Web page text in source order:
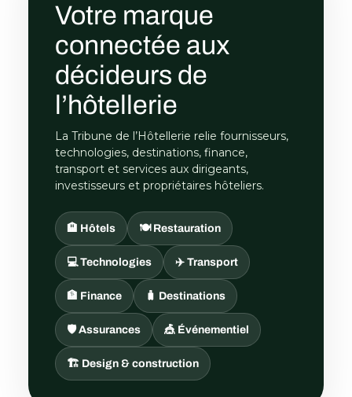
Votre marque
connectée aux
décideurs de
l’hôtellerie
La Tribune de l’Hôtellerie relie fournisseurs,
technologies, destinations, finance,
transport et services aux dirigeants,
investisseurs et propriétaires hôteliers.
🏨 Hôtels 🍽️ Restauration
💻 Technologies ✈️ Transport
🏦 Finance 🧳 Destinations
🛡️ Assurances 🎪 Événementiel
🏗️ Design & construction